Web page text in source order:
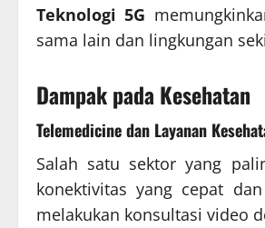
Teknologi 5G
sama lain dan lingkungan
Dampak pada Kesehatan
Telemedicine dan Layanan
Salah satu sektor yang
konektivitas yang cepat
melakukan konsultasi video